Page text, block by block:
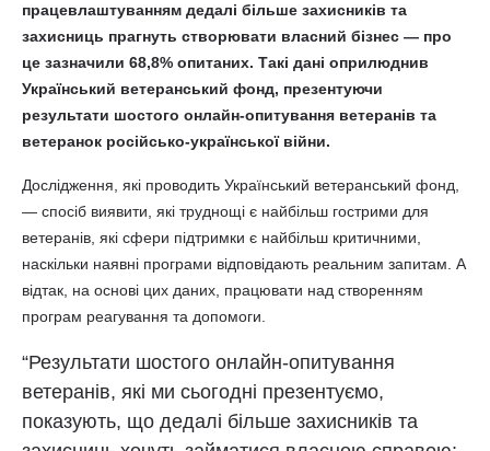
працевлаштуванням дедалі більше захисників та
захисниць прагнуть створювати власний бізнес — про
це зазначили 68,8% опитаних. Такі дані оприлюднив
Український ветеранський фонд, презентуючи
результати шостого онлайн-опитування ветеранів та
ветеранок російсько-української війни.
Дослідження, які проводить Український ветеранський фонд,
— спосіб виявити, які труднощі є найбільш гострими для
ветеранів, які сфери підтримки є найбільш критичними,
наскільки наявні програми відповідають реальним запитам. А
відтак, на основі цих даних, працювати над створенням
програм реагування та допомоги.
“Результати шостого онлайн-опитування
ветеранів, які ми сьогодні презентуємо,
показують, що дедалі більше захисників та